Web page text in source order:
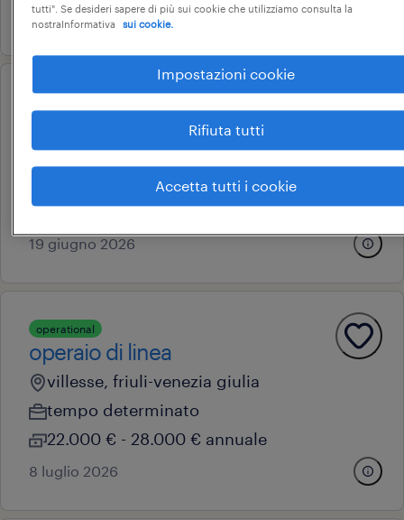
19 giugno 2026
monfalcone, friuli-venezia giulia
tempo determinato
28.000 € - 34.000 € annuale
19 giugno 2026
operational
operaio di linea
villesse, friuli-venezia giulia
tempo determinato
22.000 € - 28.000 € annuale
8 luglio 2026
tutti". Se desideri sapere di più sui cookie che utilizziamo consulta la
nostraInformativa
sui cookie.
Impostazioni cookie
Rifiuta tutti
Accetta tutti i cookie